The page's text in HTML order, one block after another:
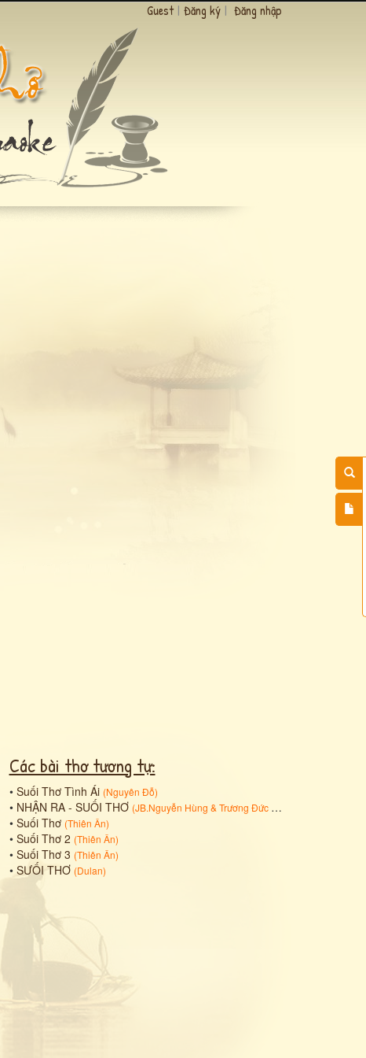
Guest | Đăng ký | Đăng nhập
Các bài thơ tương tự:
• Suối Thơ Tình Ái (Nguyên Đỗ)
• NHẬN RA - SUỐI THƠ (JB.Nguyễn Hùng & Trương Đức Hạnh
• Suối Thơ (Thiên Ân)
• Suối Thơ 2 (Thiên Ân)
• Suối Thơ 3 (Thiên Ân)
• SƯỐI THƠ (Dulan)